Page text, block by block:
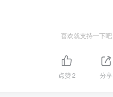
喜欢就支持一下吧
点赞2 分享